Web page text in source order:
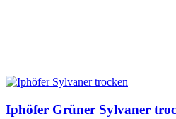
Iphöfer Grüner Sylvaner